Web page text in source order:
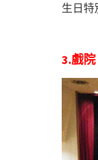
生日特
3.戲院